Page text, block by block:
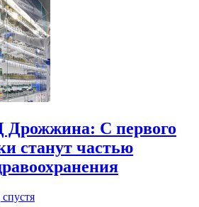
Дрожжина: С первого
станут частью
спустя